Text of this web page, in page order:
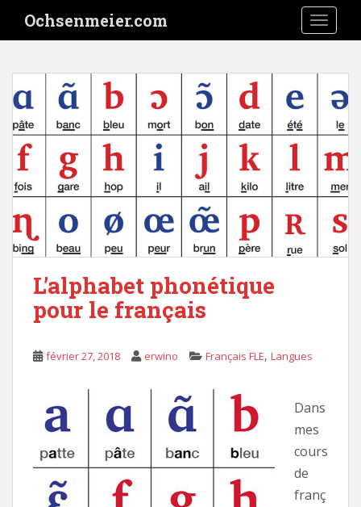
i
Ochsenmeier.com
L’alphabet phonétique
pour le français
février 27, 2018 erwino Français FLE, Langues
Dans
mes
cours
de
franç